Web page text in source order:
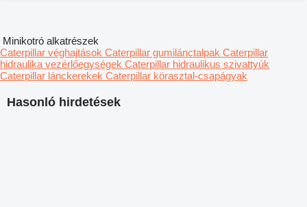
Hasonló hirdetések
Minikotró alkatrészek
Caterpillar véghajtások Caterpillar gumilánctalpak Caterpillar
hidraulika vezérlőegységek Caterpillar hidraulikus szivattyúk
Caterpillar lánckerekek Caterpillar körasztal-csapágyak